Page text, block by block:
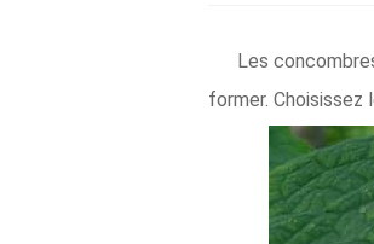
Les
former.